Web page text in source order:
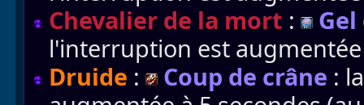
Chevalier de la mort :
l'interruption est augmentée
Druide : Coup de crâne :